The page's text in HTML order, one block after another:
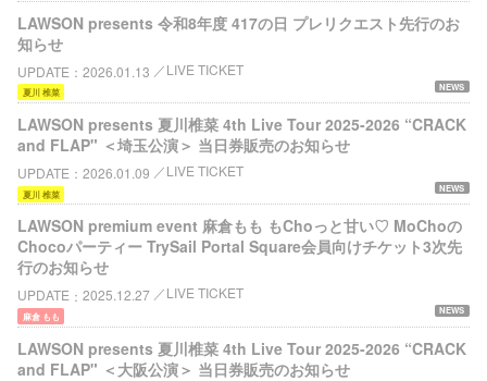
LAWSON presents 令和8年度 417の日 プレリクエスト先行のお
知らせ
UPDATE 2026.01.13 LIVE TICKET
NEWS
夏川 椎菜
LAWSON presents 夏川椎菜 4th Live Tour 2025-2026 “CRACK
and FLAP" ＜埼玉公演＞ 当日券販売のお知らせ
UPDATE 2026.01.09 LIVE TICKET
NEWS
夏川 椎菜
LAWSON premium event 麻倉もも もChoっと甘い♡ MoChoの
Chocoパーティー TrySail Portal Square会員向けチケット3次先
行のお知らせ
UPDATE 2025.12.27 LIVE TICKET
NEWS
麻倉 もも
LAWSON presents 夏川椎菜 4th Live Tour 2025-2026 “CRACK
and FLAP" ＜大阪公演＞ 当日券販売のお知らせ